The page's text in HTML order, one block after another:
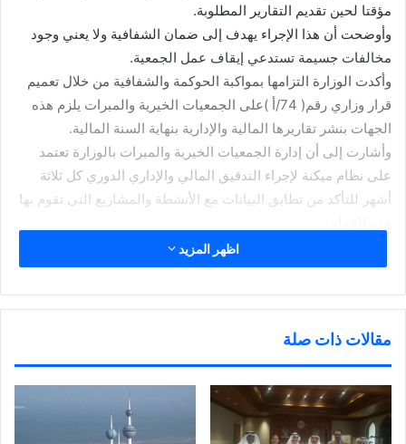
مؤقتا لحين تقديم التقارير المطلوبة.
وأوضحت أن هذا الإجراء يهدف إلى ضمان الشفافية ولا يعني وجود
مخالفات جسيمة تستدعي إيقاف عمل الجمعية.
وأكدت الوزارة التزامها بمواكبة الحوكمة والشفافية من خلال تعميم
قرار وزاري رقم( 74/أ )على الجمعيات الخيرية والمبرات يلزم هذه
الجهات بنشر تقاريرها المالية والإدارية بنهاية السنة المالية.
وأشارت إلى أن إدارة الجمعيات الخيرية والمبرات بالوزارة تعتمد
على نظام ميكنة لإجراء التدقيق المالي والإداري الدوري كل ثلاثة
أشهر للتأكد من تطابق البيانات مع الأنشطة والمشاريع التي تقوم بها
ض
ط
ل
ط
ا
ع
ة
ف
ض
ط
ل
م
ا
ر
ع
ض
م
ا
ة
ع
ن
م
ر
ك
اظهر المزيد
مقالات ذات صلة